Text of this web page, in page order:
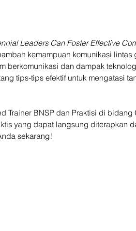
Leaders Can Foster Effective
kemampuan komunikasi lintas
berkomunikasi dan dampak
tips-tips efektif untuk mengatasi
Trainer BNSP dan Praktisi di
yang dapat langsung diterapkan
sekarang!